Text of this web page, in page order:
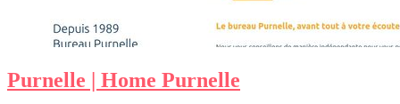
Purnelle | Home Purnelle